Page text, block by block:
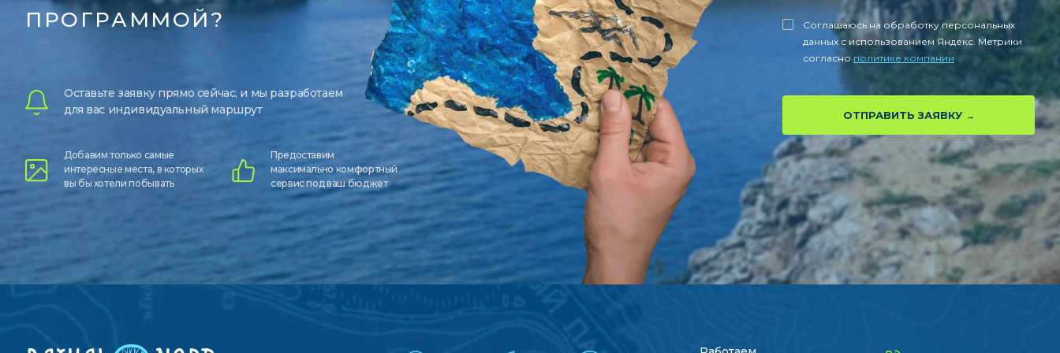
ПРОГРАММОЙ?
Оставьте заявку прямо сейчас, и мы разработаем
для вас индивидуальный маршрут
Добавим только самые
интересные места, в которых
вы бы хотели побывать
Предоставим
максимально комфортный
сервис под ваш бюджет
Соглашаюсь на обработку персональных
данных с использованием Яндекс. Метрики
согласно политике компании
ОТПРАВИТЬ ЗАЯВКУ